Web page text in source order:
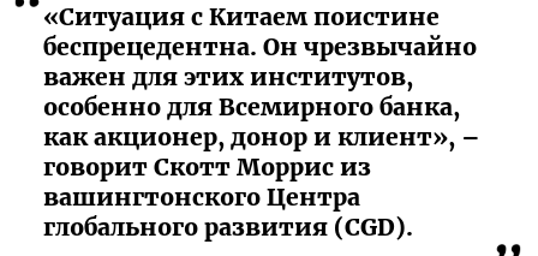
«Ситуация с Китаем поистине
беспрецедентна. Он чрезвычайно
важен для этих институтов,
особенно для Всемирного банка,
как акционер, донор и клиент», –
говорит Скотт Моррис из
вашингтонского Центра
глобального развития (CGD).